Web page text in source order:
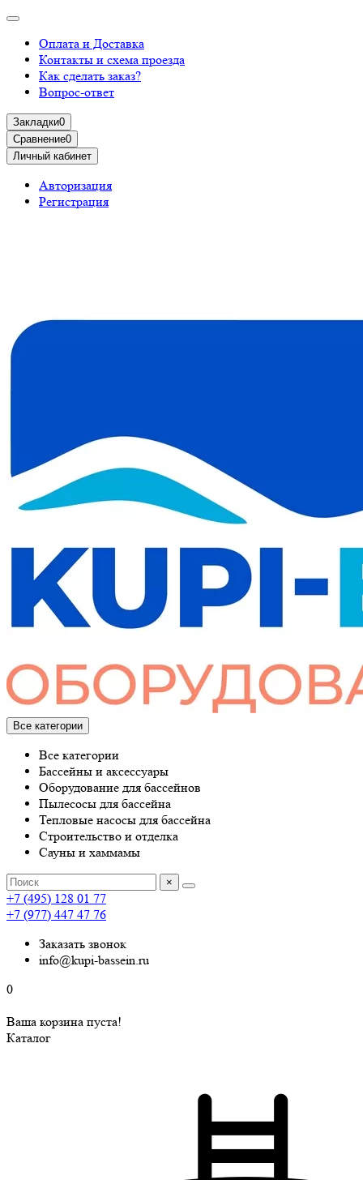
Оплата и Доставка
Контакты и схема проезда
Как сделать заказ?
Вопрос-ответ
Закладки0
Сравнение0
Личный кабинет
Авторизация
Регистрация
Все категории
Все категории
Бассейны и аксессуары
Оборудование для бассейнов
Пылесосы для бассейна
Тепловые насосы для бассейна
Строительство и отделка
Сауны и хаммамы
×
+7 (495) 128 01 77
+7 (977) 447 47 76
Заказать звонок
info@kupi-bassein.ru
0
Ваша корзина пуста!
Каталог